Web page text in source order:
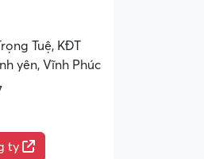
Tuệ, KĐT
yên, Vĩnh Phúc
ty